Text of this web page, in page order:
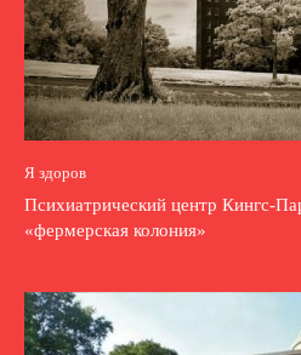
Я здоров
Психиатрический центр Кингс-
«фермерская колония»